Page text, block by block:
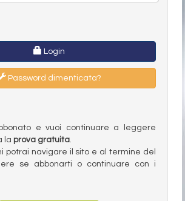
Login
Password dimenticata?
e vuoi continuare a leggere
la prova gratuita.
potrai navigare il sito e al termine del
se abbonarti o continuare con i